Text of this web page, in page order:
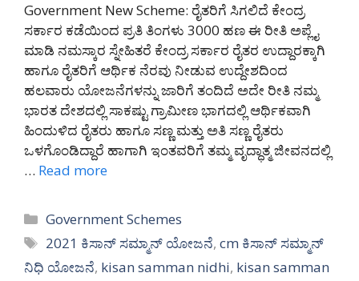
Government New Scheme: ರೈತರಿಗೆ ಸಿಗಲಿದೆ ಕೇಂದ್ರ
ಸರ್ಕಾರ ಕಡೆಯಿಂದ ಪ್ರತಿ ತಿಂಗಳು 3000 ಹಣ ಈ ರೀತಿ ಅಪ್ಲೈ
ಮಾಡಿ ನಮಸ್ಕಾರ ಸ್ನೇಹಿತರೆ ಕೇಂದ್ರ ಸರ್ಕಾರ ರೈತರ ಉದ್ದಾರಕ್ಕಾಗಿ
ಹಾಗೂ ರೈತರಿಗೆ ಆರ್ಥಿಕ ನೆರವು ನೀಡುವ ಉದ್ದೇಶದಿಂದ
ಹಲವಾರು ಯೋಜನೆಗಳನ್ನು ಜಾರಿಗೆ ತಂದಿದೆ ಅದೇ ರೀತಿ ನಮ್ಮ
ಭಾರತ ದೇಶದಲ್ಲಿ ಸಾಕಷ್ಟು ಗ್ರಾಮೀಣ ಭಾಗದಲ್ಲಿ ಆರ್ಥಿಕವಾಗಿ
ಹಿಂದುಳಿದ ರೈತರು ಹಾಗೂ ಸಣ್ಣ ಮತ್ತು ಅತಿ ಸಣ್ಣ ರೈತರು
ಒಳಗೊಂಡಿದ್ದಾರೆ ಹಾಗಾಗಿ ಇಂತವರಿಗೆ ತಮ್ಮ ವೃದ್ಧಾತ್ಮ ಜೀವನದಲ್ಲಿ
… Read more
Categories
Government Schemes
Tags
2021 ಕಿಸಾನ್ ಸಮ್ಮಾನ್ ಯೋಜನೆ,cm ಕಿಸಾನ್ ಸಮ್ಮಾನ್
ನಿಧಿ ಯೋಜನೆ, kisan samman nidhi, kisan samman